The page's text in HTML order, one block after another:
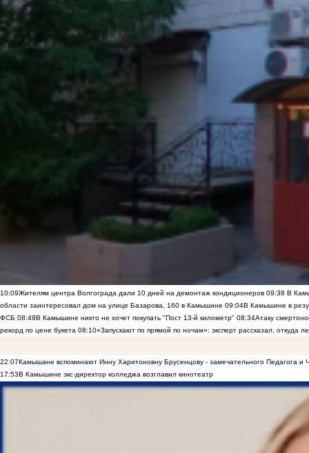
10:09Жителям центра Волгограда дали 10 дней на демонтаж кондиционеров 09:38 В
области заинтересовал дом на улице Базарова, 160 в Камышине 09:04В Камышине в
ФСБ 08:49В Камышине никто не хочет покупать "Пост 13-й километр" 08:34Атаку
рекорд по цене букета 08:10«Запускают по прямой по ночам»: эксперт рассказал, откуда
22:07Камышане вспоминают Инну Харитоновну Брусенцову - замечательного Педагога и
17:53В Камышине экс-директор колледжа возглавил кинотеатр